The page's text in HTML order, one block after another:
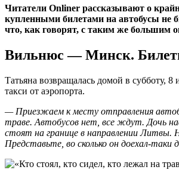
Читатели Onliner рассказывают о
купленными билетами на автобусы не
что, как говорят, с таким же большим
Вильнюс — Минск.
Татьяна возвращалась домой в субботу,
такси от аэропорта.
— Приезжаем к месту отправления
траве. Автобусов нет, все ждут. Дочь
стоят на границе в направлении Литвы.
Представьте, во сколько он доехал-таки